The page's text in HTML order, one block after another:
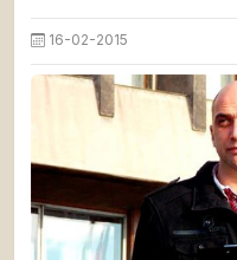
16-02-2015